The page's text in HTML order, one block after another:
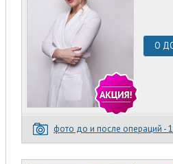
О
фото до и после операций -